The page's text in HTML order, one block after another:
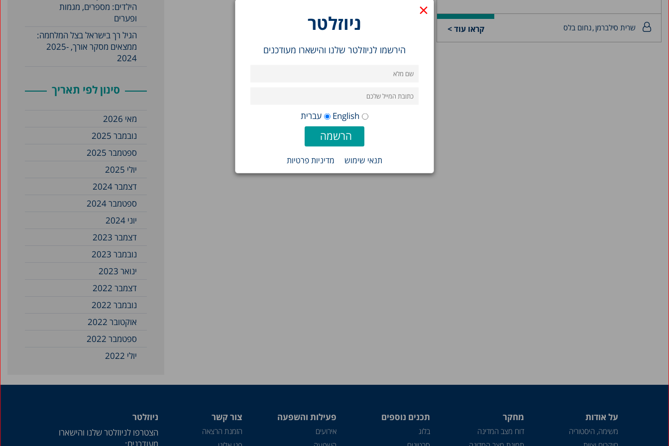
×
ניוזלטר
הירשמו לניוזלטר שלנו והישארו מעודכנים
English עברית
תנאי שימוש מדיניות פרטיות
קראו עוד > שרית סילברמן נחום בלס
הילדים: מספרים, מגמות
ופערים
הגיל רך בישראל בצל המלחמה:
ממצאים מסקר אורך, 2025-
2024
סינון לפי תאריך
מאי 2026
נובמבר 2025
ספטמבר 2025
יולי 2025
דצמבר 2024
ספטמבר 2024
יוני 2024
דצמבר 2023
נובמבר 2023
ינואר 2023
דצמבר 2022
נובמבר 2022
אוקטובר 2022
ספטמבר 2022
יולי 2022
מאי 2021
דצמבר 2020
על אודות
משימה, היסטוריה
מחקר
דוח מצב המדינה
תכנים נוספים
בלוג
פעילות והשפעה
אירועים
צור קשר
הזמנת הרצאה
ניוזלטר
הצטרפו לניוזלטר שלנו והישארו
מעודכנים: